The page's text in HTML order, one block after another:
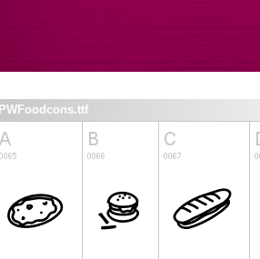
PWFoodcons.ttf